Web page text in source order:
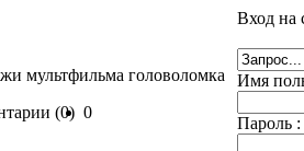
мультфильма головоломка
(0) 0
Вход на
Имя
Пароль :